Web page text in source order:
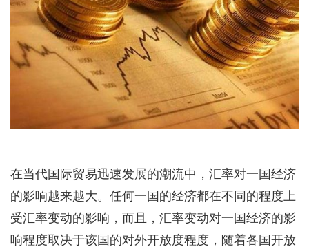
在当代国际贸易迅速发展的潮流中，汇率对一国经济
的影响越来越大。任何一国的经济都在不同的程度上
受汇率变动的影响，而且，汇率变动对一国经济的影
响程度取决于该国的对外开放度程度，随着各国开放